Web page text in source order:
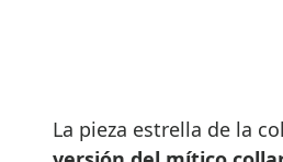
La pieza estrella de la